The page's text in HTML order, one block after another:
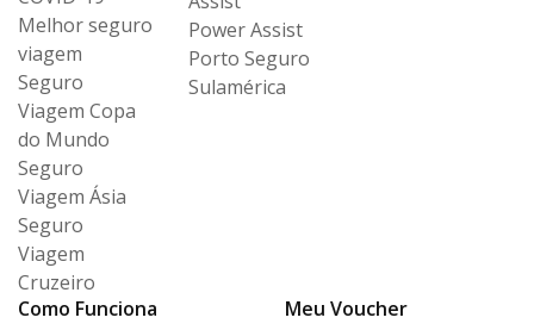
Melhor seguro
viagem
Seguro
Viagem Copa
do Mundo
Seguro
Viagem Ásia
Seguro
Viagem
Cruzeiro
Power Assist
Porto Seguro
Sulamérica
Como Funciona
Meu Voucher